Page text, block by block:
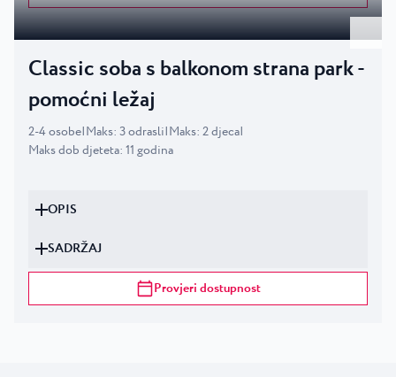
Classic soba s balkonom strana park -
pomoćni ležaj
2-4osobe|Maks: 3odrasli|Maks: 2djeca|
Maks dob djeteta: 11 godina
OPIS
SADRŽAJ
Provjeri dostupnost